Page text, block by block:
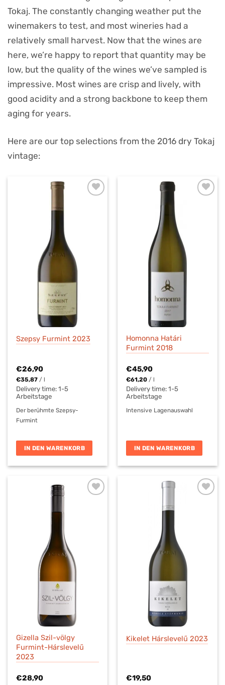
Tokaj. The constantly changing weather put the
winemakers to test, and most wineries had a
relatively small harvest. Now that the wines are
here, we’re happy to report that quantity may be
low, but the quality of the wines we’ve sampled is
impressive. Most wines are crisp and lively, with
good acidity and a strong backbone to keep them
aging for years.
Here are our top selections from the 2016 dry Tokaj
vintage:
Szepsy Furmint 2023
€26,90
€35,87 / l
Delivery time:1-5
Arbeitstage
Der berühmte Szepsy-
Furmint
IN DEN WARENKORB
Homonna Határi
Furmint 2018
€45,90
€61,20 / l
Delivery time:1-5
Arbeitstage
Intensive Lagenauswahl
IN DEN WARENKORB
Gizella Szil-völgy
Furmint-Hárslevelű
2023
€28,90
Kikelet Hárslevelű 2023
€19,50